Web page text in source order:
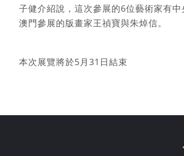
子健介紹說，這次參展的6位藝術家有
澳門參展的版畫家王禎寶與朱焯信。
本次展覽將於5月31日結束